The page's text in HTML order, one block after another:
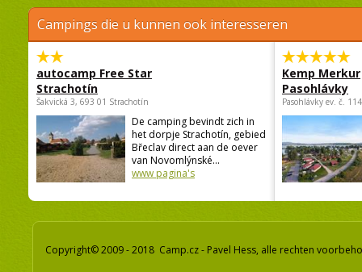
Campings die u kunnen ook interesseren
autocamp Free Star
Strachotín
Šakvická 3, 693 01 Strachotín
De camping bevindt zich in
het dorpje Strachotín, gebied
Břeclav direct aan de oever
van Novomlýnské...
www pagina's
Kemp Merkur
Pasohlávky
Pasohlávky ev. č.
Copyright© 2009 - 2018 Camp.cz - Pavel Hess, alle rechten